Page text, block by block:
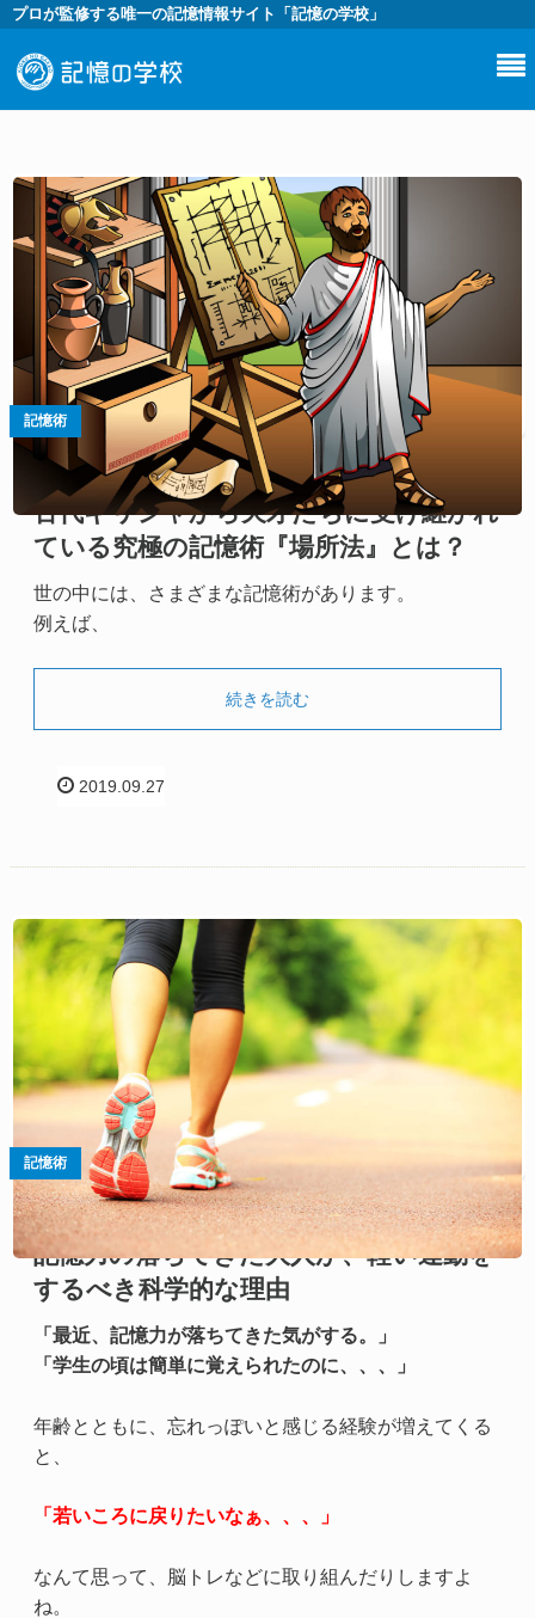
プロが監修する唯一の記憶情報サイト「記憶の学校」
記憶術
古代ギリシャから天才たちに受け継がれ
ている究極の記憶術『場所法』とは？
世の中には、さまざまな記憶術があります。
例えば、
続きを読む
2019.09.27
記憶術
記憶力の落ちてきた大人が、軽い運動を
するべき科学的な理由
「最近、記憶力が落ちてきた気がする。」
「学生の頃は簡単に覚えられたのに、、、」
年齢とともに、忘れっぽいと感じる経験が増えてくる
と、
「若いころに戻りたいなぁ、、、」
なんて思って、脳トレなどに取り組んだりしますよ
ね。